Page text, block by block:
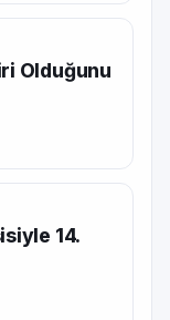
Olduğunu
14.